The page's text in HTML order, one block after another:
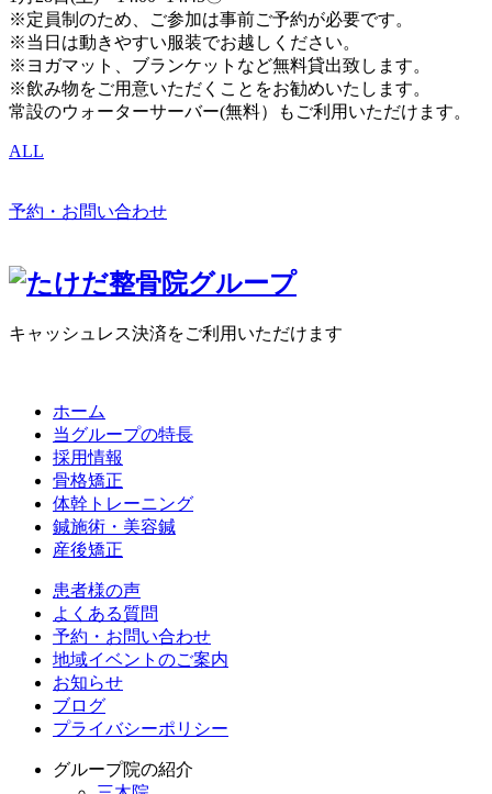
※定員制のため、ご参加は事前ご予約が必要です。
※当日は動きやすい服装でお越しください。
※ヨガマット、ブランケットなど無料貸出致します。
※飲み物をご用意いただくことをお勧めいたします。
常設のウォーターサーバー(無料）もご利用いただけます。
ALL
予約・お問い合わせ
キャッシュレス決済をご利用いただけます
ホーム
当グループの特長
採用情報
骨格矯正
体幹トレーニング
鍼施術・美容鍼
産後矯正
患者様の声
よくある質問
予約・お問い合わせ
地域イベントのご案内
お知らせ
ブログ
プライバシーポリシー
グループ院の紹介